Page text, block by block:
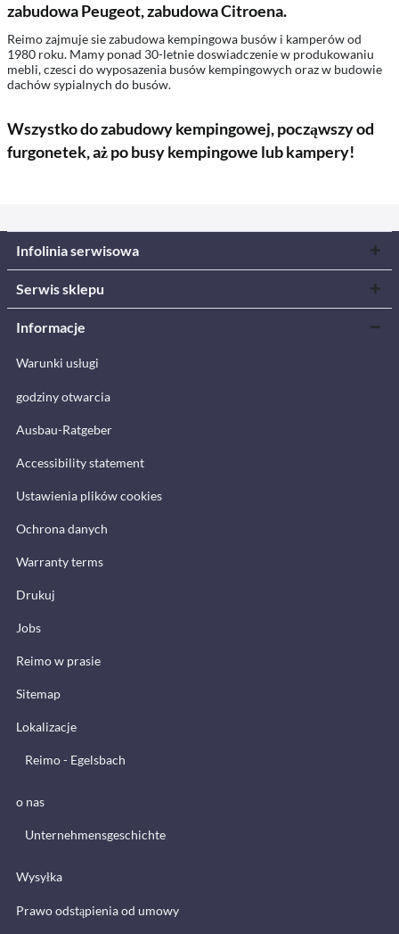
zabudowa Peugeot, zabudowa Citroena.
Reimo zajmuje sie zabudowa kempingowa busów i kamperów od
1980 roku. Mamy ponad 30-letnie doswiadczenie w produkowaniu
mebli, czesci do wyposazenia busów kempingowych oraz w budowie
dachów sypialnych do busów.
Wszystko do zabudowy kempingowej, począwszy od
furgonetek, aż po busy kempingowe lub kampery!
Infolinia serwisowa
Serwis sklepu
Informacje
Warunki usługi
godziny otwarcia
Ausbau-Ratgeber
Accessibility statement
Ustawienia plików cookies
Ochrona danych
Warranty terms
Drukuj
Jobs
Reimo w prasie
Sitemap
Lokalizacje
Reimo - Egelsbach
o nas
Unternehmensgeschichte
Wysyłka
Prawo odstąpienia od umowy